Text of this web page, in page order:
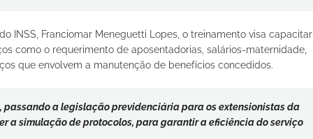
INSS, Franciomar Meneguetti Lopes, o treinamento visa capacitar
como o requerimento de aposentadorias, salários-maternidade,
que envolvem a manutenção de benefícios concedidos.
passando a legislação previdenciária para os extensionistas da
a simulação de protocolos, para garantir a eficiência do serviço